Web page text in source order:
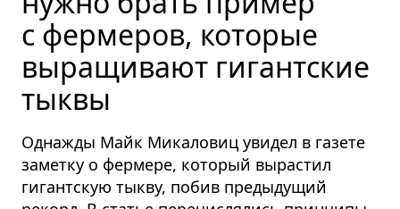
с фермеров, которые
выращивают гигантские
тыквы
Однажды Майк Микаловиц увидел в газете
заметку о фермере, который вырастил
гигантскую тыкву, побив предыдущий